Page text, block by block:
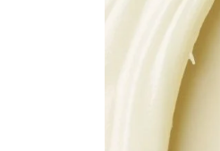
Americas
Español
Nederlands
DACH region